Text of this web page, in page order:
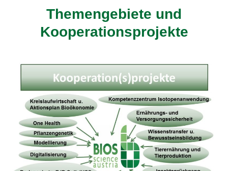
Themengebiete und
Kooperationsprojekte